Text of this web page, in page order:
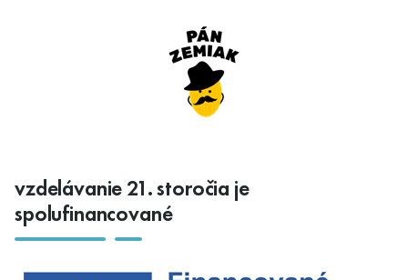
vzdelávanie 21. storočia je
spolufinancované